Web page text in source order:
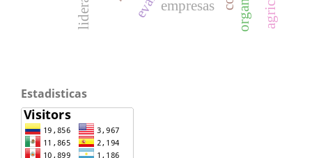
empresas
Estadisticas